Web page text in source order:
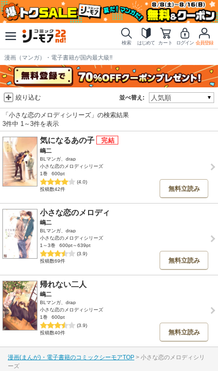
検索 はじめて カート ログイン 会員登録
漫画（マンガ）・電子書籍が国内最大級!!
並べ替え:
絞り込む
「小さな恋のメロディシリーズ」の検索結果
3件中 1～3件を表示
気になるあの子
嶋二
BLマンガ、drap
小さな恋のメロディシリーズ
1巻
600pt
(4.0)
投稿数42件
無料立読み
小さな恋のメロディ
嶋二
BLマンガ、drap
小さな恋のメロディシリーズ
1～3巻
600pt～639pt
(3.9)
投稿数69件
無料立読み
帰れない二人
嶋二
BLマンガ、drap
小さな恋のメロディシリーズ
1巻
600pt
(3.9)
投稿数40件
無料立読み
漫画(まんが)・電子書籍のコミックシーモアTOP
小さな恋のメロディシリ
ーズ